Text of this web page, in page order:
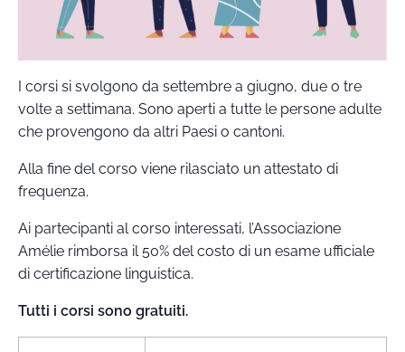
I corsi si svolgono da settembre a giugno, due o tre
volte a settimana. Sono aperti a tutte le persone adulte
che provengono da altri Paesi o cantoni.
Alla fine del corso viene rilasciato un attestato di
frequenza.
Ai partecipanti al corso interessati, l’Associazione
Amélie rimborsa il 50% del costo di un esame ufficiale
di certificazione linguistica.
Tutti i corsi sono gratuiti.